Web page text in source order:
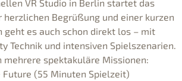
VR Studio in Berlin startet das
Begrüßung und einer kurzen
geht es auch schon direkt los – mit
Technik und intensiven Spielszenarien.
mehrere spektakuläre Missionen:
Future (55 Minuten Spielzeit)